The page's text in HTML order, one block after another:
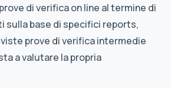
di verifica on line al termine di
sulla base di specifici reports,
prove di verifica intermedie
a valutare la propria